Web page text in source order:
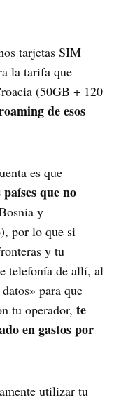
tarjetas SIM
la tarifa que
(50GB + 120
de esos
es que
que no
y
por lo que si
y tu
telefonía de allí, al
para que
tu operador,te
en gastos por
utilizar tu